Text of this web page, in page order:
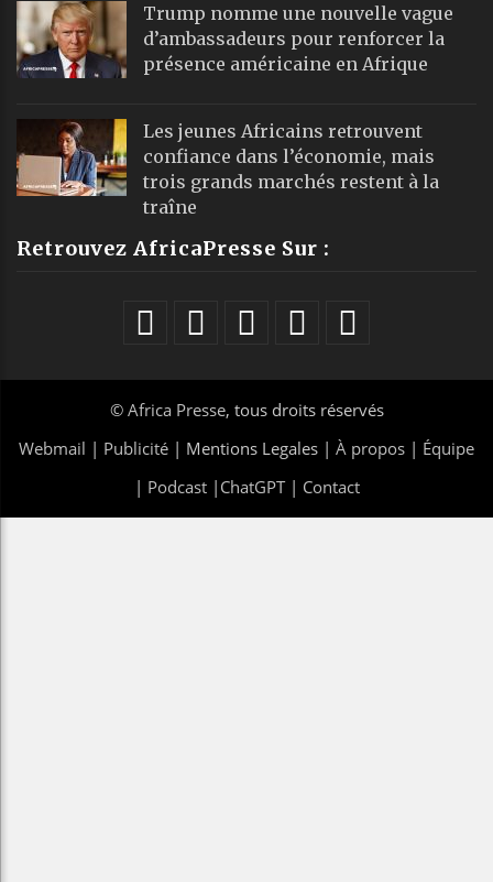
Trump nomme une nouvelle vague
d’ambassadeurs pour renforcer la
présence américaine en Afrique
Les jeunes Africains retrouvent
confiance dans l’économie, mais
trois grands marchés restent à la
traîne
Retrouvez AfricaPresse Sur :
© Africa Presse, tous droits réservés
Webmail | Publicité | Mentions Legales | À propos | Équipe
| Podcast| ChatGPT| Contact